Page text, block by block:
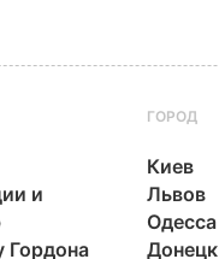
и
Гордона
ГОРОД
Киев
Львов
Одесса
Донецк